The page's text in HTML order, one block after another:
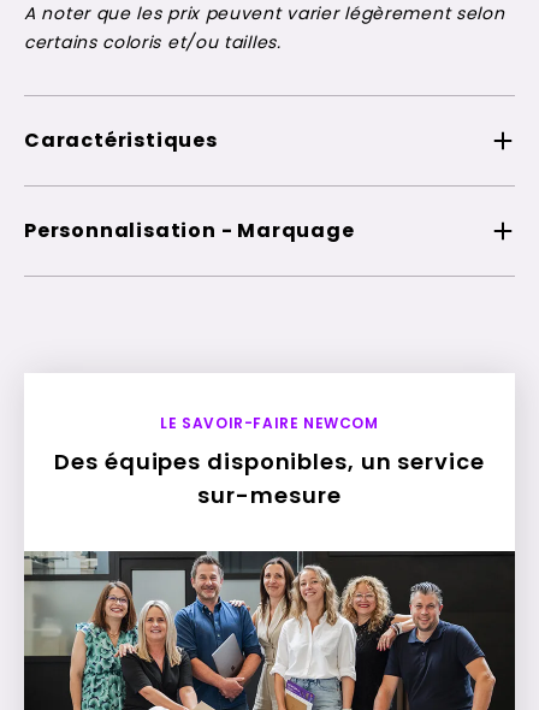
A noter que les prix peuvent varier légèrement selon
certains coloris et/ou tailles.
Caractéristiques
Personnalisation - Marquage
LE SAVOIR-FAIRE NEWCOM
Des équipes disponibles, un service
sur-mesure